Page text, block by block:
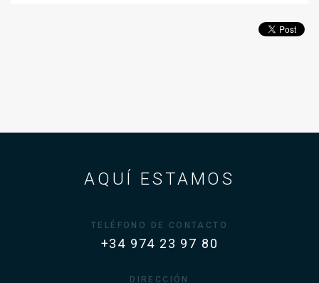
AQUÍ ESTAMOS
TELÉFONO DE CONTACTO
+34 974 23 97 80
DIRECCIÓN